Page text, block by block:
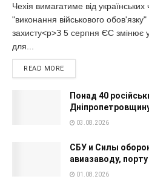
Чехія вимагатиме від українських
"виконання військового
захисту<p>З 5 серпня ЄС змінює
для...
READ MORE
Понад 40
03.08.2026
СБУ и Силы
авиазаводу,
01.08.2026